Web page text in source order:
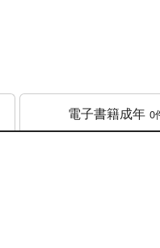
電子書籍成年 0